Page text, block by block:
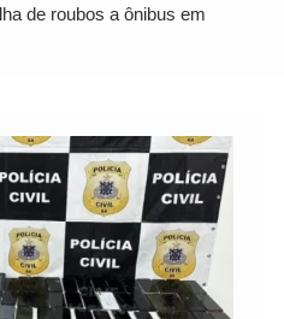
de “Esquisito” após
de R$ 80 Milhões
de roubos a ônibus em